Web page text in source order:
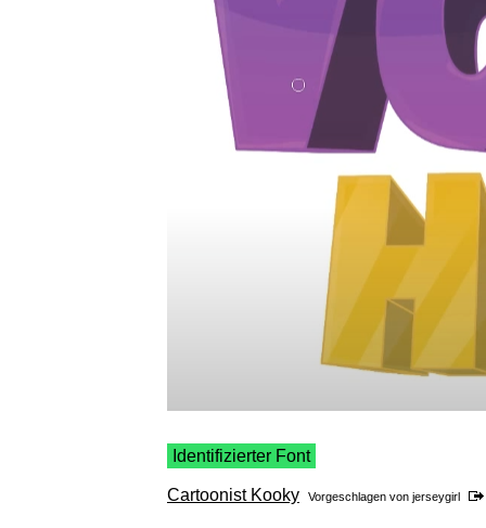
Identifizierter Font
Cartoonist Kooky Vorgeschlagen von jerseygirl